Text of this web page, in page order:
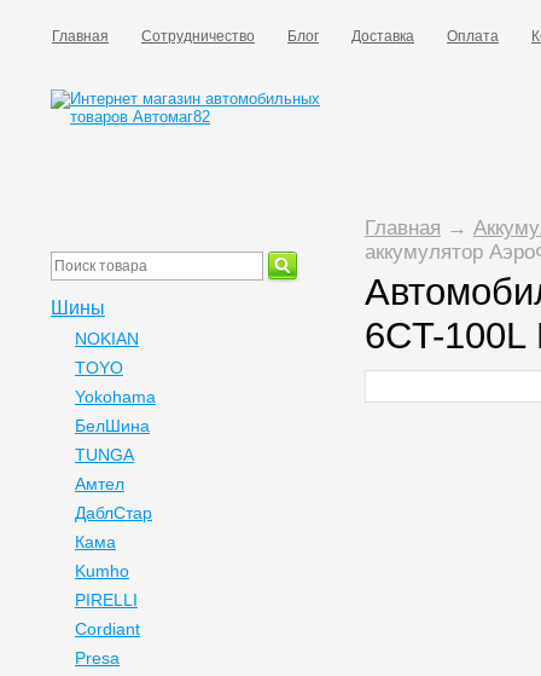
Главная Сотрудничество Блог Доставка Оплата
Главная →
аккумулятор
6CT-100L
Шины
NOKIAN
TOYO
Yokohama
БелШина
TUNGA
Амтел
ДаблСтар
Кама
Kumho
PIRELLI
Cordiant
Presa